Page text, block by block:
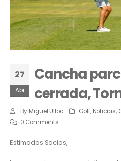
27
Abr
Cancha
cerrada,
By Miguel Ulloa Golf, Noticias,
0 Comments
Estimados Socios,